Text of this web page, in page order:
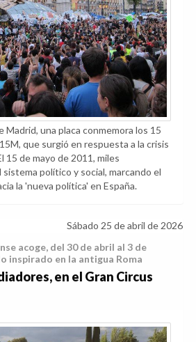
Madrid, una placa conmemora los 15
que surgió en respuesta a la crisis
15 de mayo de 2011, miles
político y social, marcando el
la 'nueva política' en España.
Sábado 25 de abril de 2026
acoge, del 30 de abril al 3 de
inspirado en la antigua Roma
en el Gran Circus